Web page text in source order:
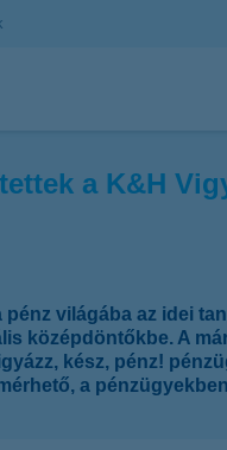
a K&H
világába az idei
középdöntőkbe. A
kész, pénz!
a